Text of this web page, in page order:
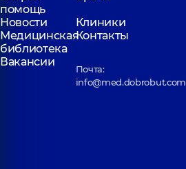
помощь
Новости
Клиники
Медицинская
библиотека
Контакты
Вакансии
Почта:
info@med.dobrobut.com